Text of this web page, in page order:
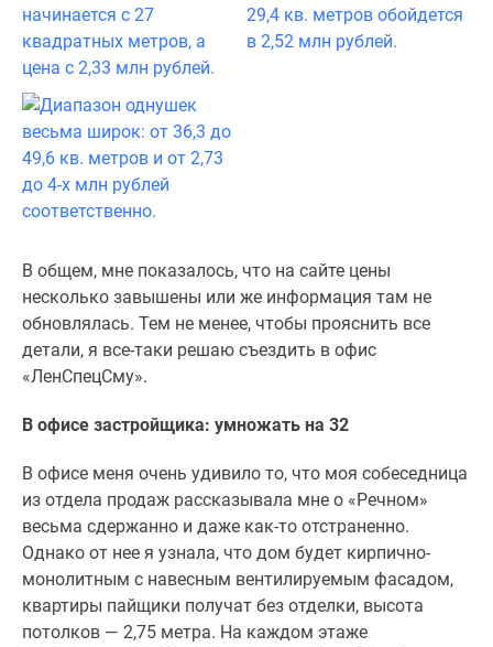
В общем, мне показалось, что на сайте цены
несколько завышены или же информация там не
обновлялась. Тем не менее, чтобы прояснить все
детали, я все-таки решаю съездить в офис
«ЛенСпецСму».
В офисе застройщика: умножать на 32
В офисе меня очень удивило то, что моя собеседница
из отдела продаж рассказывала мне о «Речном»
весьма сдержанно и даже как-то отстраненно.
Однако от нее я узнала, что дом будет кирпично-
монолитным с навесным вентилируемым фасадом,
квартиры пайщики получат без отделки, высота
потолков — 2,75 метра. На каждом этаже